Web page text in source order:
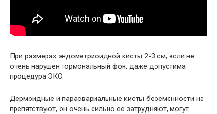
При размерах эндометриоидной кисты 2-3 см, если не
очень нарушен гормональный фон, даже допустима
процедура ЭКО.
Дермоидные и параовариальные кисты беременности не
препятствуют, он очень сильно её затрудняют, могут